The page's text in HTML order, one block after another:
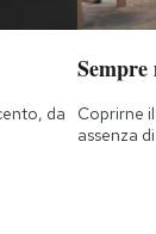
da
Coprirne
assenza